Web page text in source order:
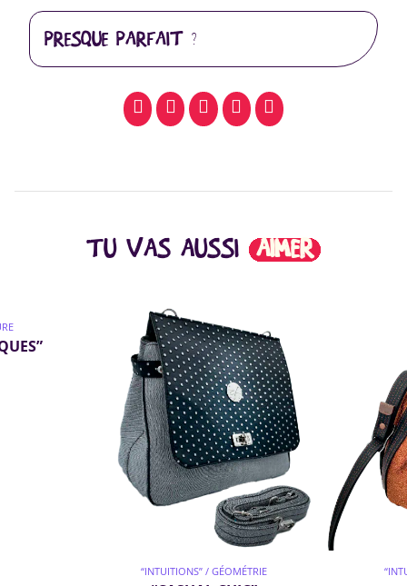
PRESQUE PARFAIT ?
facebookpinterestwhatsapp
SMS email
TU VAS AUSSI AIMER
“INTUITIONS” / GÉOMÉTRIE